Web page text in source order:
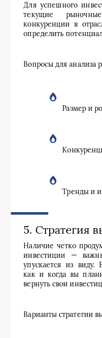
Для успешного
текущие
конкуренции в
определить
Вопросы для анализа
Размер и
Тренды и
5. Стратегия
Наличие четко
инвестиции —
упускается из виду.
как и когда вы
вернуть свои
Варианты стратегии